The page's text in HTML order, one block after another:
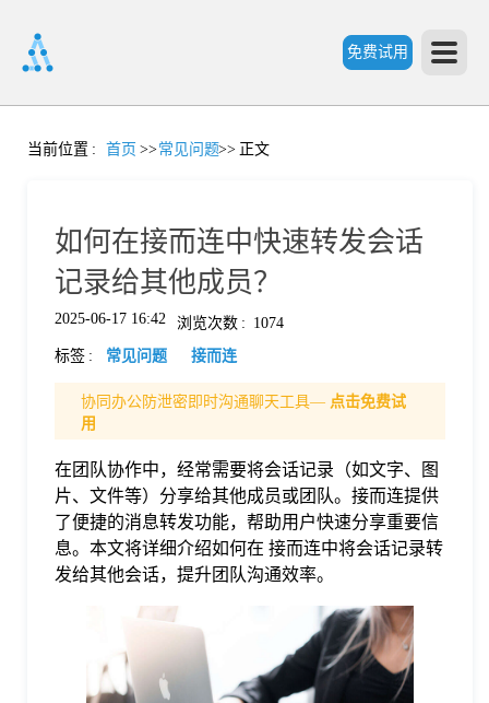
免费试用
首
价
格
当前位置 : 首页 >>常见问题>> 正文
如何在接而连中快速转发会话
记录给其他成员？
2025-06-17 16:42 浏览次数 : 1074
标签 : 常见问题 接而连
协同办公防泄密即时沟通聊天工具— 点击免费试
用
在团队协作中，经常需要将会话记录（如文字、图
片、文件等）分享给其他成员或团队。接而连提供
了便捷的消息转发功能，帮助用户快速分享重要信
息。本文将详细介绍如何在 接而连中将会话记录转
发给其他会话，提升团队沟通效率。